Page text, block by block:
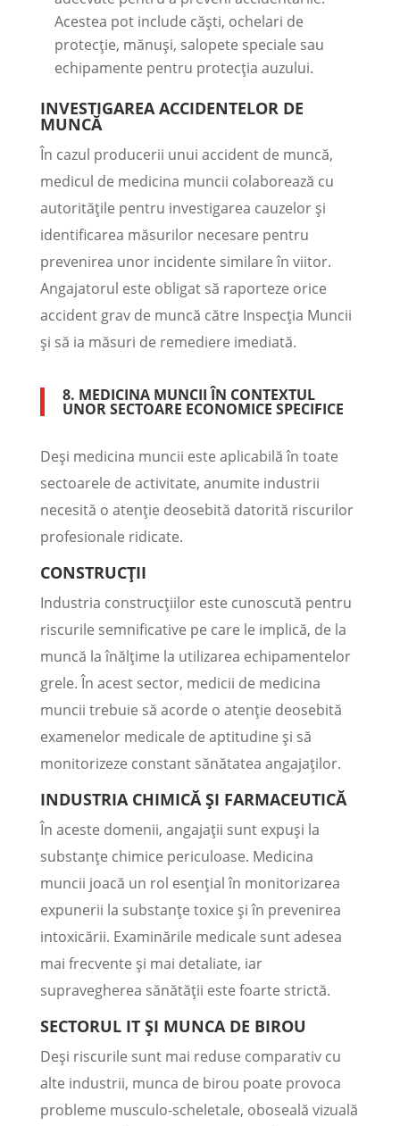
Acestea pot include căști, ochelari de
protecție, mănuși, salopete speciale sau
echipamente pentru protecția auzului.
INVESTIGAREA ACCIDENTELOR DE
MUNCĂ
În cazul producerii unui accident de muncă,
medicul de medicina muncii colaborează cu
autoritățile pentru investigarea cauzelor și
identificarea măsurilor necesare pentru
prevenirea unor incidente similare în viitor.
Angajatorul este obligat să raporteze orice
accident grav de muncă către Inspecția Muncii
și să ia măsuri de remediere imediată.
8. MEDICINA MUNCII ÎN CONTEXTUL
UNOR SECTOARE ECONOMICE SPECIFICE
Deși medicina muncii este aplicabilă în toate
sectoarele de activitate, anumite industrii
necesită o atenție deosebită datorită riscurilor
profesionale ridicate.
CONSTRUCȚII
Industria construcțiilor este cunoscută pentru
riscurile semnificative pe care le implică, de la
muncă la înălțime la utilizarea echipamentelor
grele. În acest sector, medicii de medicina
muncii trebuie să acorde o atenție deosebită
examenelor medicale de aptitudine și să
monitorizeze constant sănătatea angajaților.
INDUSTRIA CHIMICĂ ȘI FARMACEUTICĂ
În aceste domenii, angajații sunt expuși la
substanțe chimice periculoase. Medicina
muncii joacă un rol esențial în monitorizarea
expunerii la substanțe toxice și în prevenirea
intoxicării. Examinările medicale sunt adesea
mai frecvente și mai detaliate, iar
supravegherea sănătății este foarte strictă.
SECTORUL IT ȘI MUNCA DE BIROU
Deși riscurile sunt mai reduse comparativ cu
alte industrii, munca de birou poate provoca
probleme musculo-scheletale, oboseală vizuală